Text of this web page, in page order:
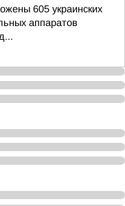
605 украинских
аппаратов